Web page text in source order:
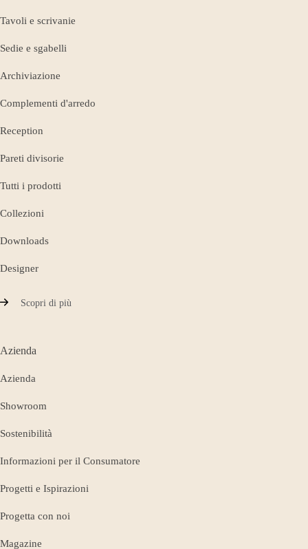
Tavoli e scrivanie
Sedie e sgabelli
Archiviazione
Complementi d'arredo
Reception
Pareti divisorie
Tutti i prodotti
Collezioni
Downloads
Designer
Scopri di più
Azienda
Azienda
Showroom
Sostenibilità
Informazioni per il Consumatore
Progetti e Ispirazioni
Progetta con noi
Magazine